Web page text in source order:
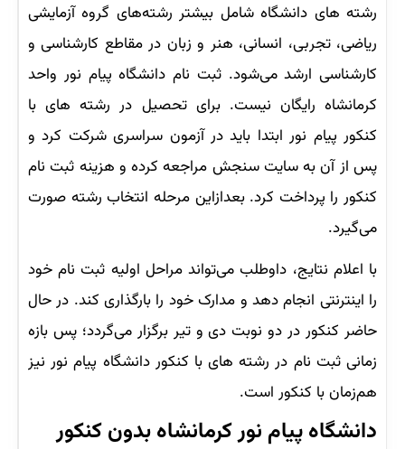
رشته های دانشگاه شامل بیشتر رشته‌های گروه آزمایشی
ریاضی، تجربی، انسانی، هنر و زبان در مقاطع کارشناسی و
کارشناسی ارشد می‌شود. ثبت نام دانشگاه پیام نور واحد
کرمانشاه رایگان نیست. برای تحصیل در رشته های با
کنکور پیام نور ابتدا باید در آزمون سراسری شرکت کرد و
پس از آن به سایت سنجش مراجعه کرده و هزینه ثبت نام
کنکور را پرداخت کرد. بعدازاین مرحله انتخاب رشته صورت
می‌گیرد.
با اعلام نتایج، داوطلب می‌تواند مراحل اولیه ثبت نام خود
را اینترنتی انجام دهد و مدارک خود را بارگذاری کند. در حال
حاضر کنکور در دو نوبت دی و تیر برگزار می‌گردد؛ پس بازه
زمانی ثبت نام در رشته های با کنکور دانشگاه پیام نور نیز
هم‌زمان با کنکور است.
دانشگاه پیام نور کرمانشاه بدون کنکور